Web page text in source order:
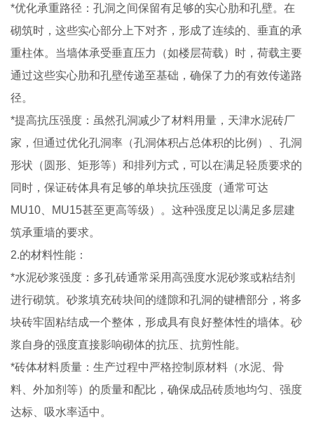
*优化承重路径：孔洞之间保留有足够的实心肋和孔壁。在
砌筑时，这些实心部分上下对齐，形成了连续的、垂直的承
重柱体。当墙体承受垂直压力（如楼层荷载）时，荷载主要
通过这些实心肋和孔壁传递至基础，确保了力的有效传递路
径。
*提高抗压强度：虽然孔洞减少了材料用量，天津水泥砖厂
家，但通过优化孔洞率（孔洞体积占总体积的比例）、孔洞
形状（圆形、矩形等）和排列方式，可以在满足轻质要求的
同时，保证砖体具有足够的单块抗压强度（通常可达
MU10、MU15甚至更高等级）。这种强度足以满足多层建
筑承重墙的要求。
2.的材料性能：
*水泥砂浆强度：多孔砖通常采用高强度水泥砂浆或粘结剂
进行砌筑。砂浆填充砖块间的缝隙和孔洞的键槽部分，将多
块砖牢固粘结成一个整体，形成具有良好整体性的墙体。砂
浆自身的强度直接影响砌体的抗压、抗剪性能。
*砖体材料质量：生产过程中严格控制原材料（水泥、骨
料、外加剂等）的质量和配比，确保成品砖质地均匀、强度
达标、吸水率适中。